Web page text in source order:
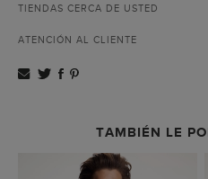
TIENDAS CERCA DE USTED
ATENCIÓN AL CLIENTE
TAMBIÉN LE